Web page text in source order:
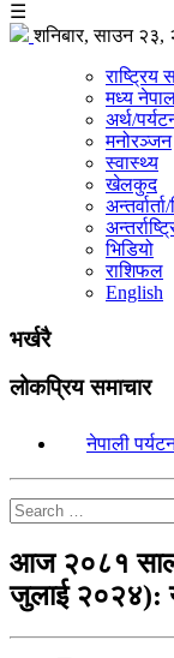
☰
शनिबार, साउन २३,
राष्ट्रिय
मध्य
अर्थ/
मनोरञ्जन
स्वास्थ्य
खेलकुद
भिडियो
राशिफल
English
भर्खरै
लोकप्रिय समाचार
नेपाली
आज २०८१
जुलाई २०२४):